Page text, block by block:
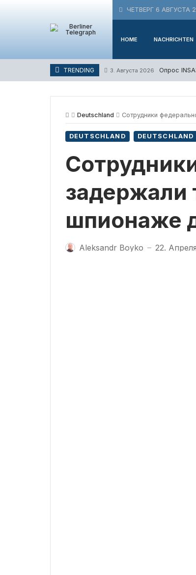
ЧЕТВЕРГ 6 АВГУСТА
HOME NACHRICHTEN
TRENDING 3. Августа 2026 Опрос
Deutschland Сотрудники
DEUTSCHLAND DEUTSCHLAND
задержали
шпионаже
Aleksandr Boyko — 22.